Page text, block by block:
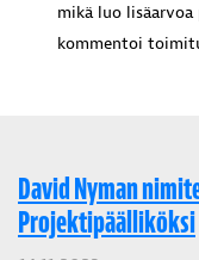
mikä luo lisäarvoa
kommentoi
David Nyman
Projektipäälliköksi